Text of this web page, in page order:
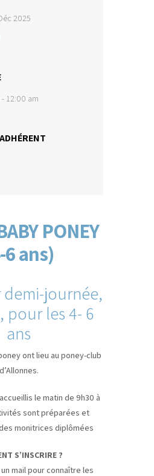
2025
12:00 am
PONEY
6 ans)
demi-journée,
pour les 4- 6
ans
ont lieu au poney-club
d’Allonnes.
le matin de 9h30 à
sont préparées et
monitrices diplômées
S’INSCRIRE ?
mail pour connaître les